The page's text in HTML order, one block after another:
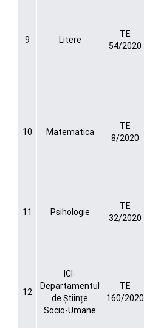
9 Litere
TE
54/2020
10 Matematica
TE
8/2020
11 Psihologie
TE
32/2020
12
ICI-
Departamentul
de Științe
Socio-Umane
TE
160/2020